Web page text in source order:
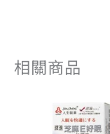
相關商品